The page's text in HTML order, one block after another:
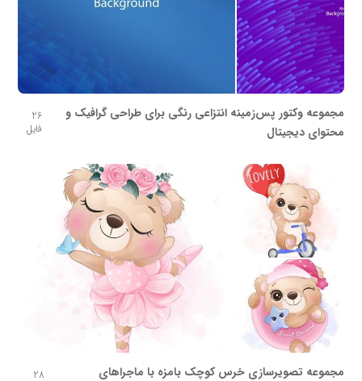
مجموعه وکتور پس‌زمینه انتزاعی رنگی برای طراحی گرافیک و
محتوای دیجیتال
26
فایل
مجموعه تصویرسازی خرس کوچک بامزه با ماجراهای
28